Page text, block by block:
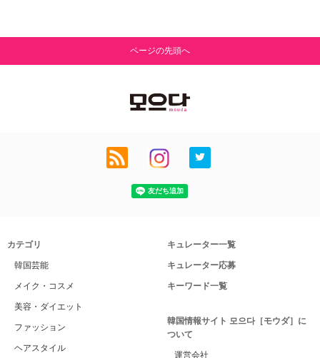
ページの先頭へ
カテゴリ
韓国芸能
メイク・コスメ
美容・ダイエット
ファッション
ヘアスタイル
キュレーター一覧
キュレーター応募
キーワード一覧
韓国情報サイト 모으다［モウダ］に
ついて
運営会社